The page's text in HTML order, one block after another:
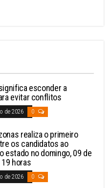
esconder a
evitar conflitos
de 2026 0
realiza o primeiro
os candidatos ao
estado no domingo, 09 de
horas
de 2026 0